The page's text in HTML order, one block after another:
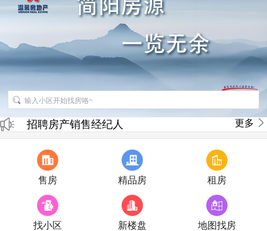
招聘房产销售经纪人
房产直播
更多
售房 精品房 租房
找小区 新楼盘 地图找房